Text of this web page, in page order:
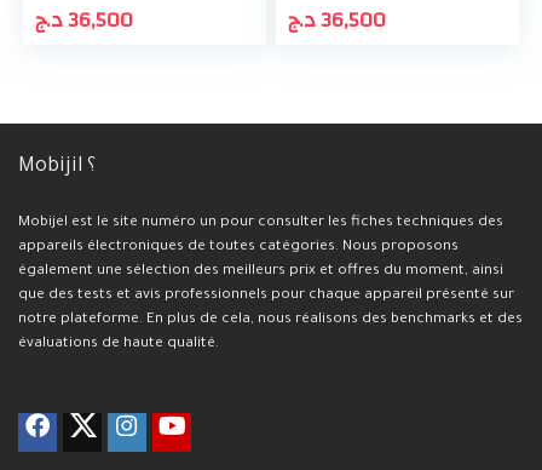
36,500د.ج 36,500د.ج
Mobijil ؟
Mobijel est le site numéro un pour consulter les fiches techniques des
appareils électroniques de toutes catégories. Nous proposons
également une sélection des meilleurs prix et offres du moment, ainsi
que des tests et avis professionnels pour chaque appareil présenté sur
notre plateforme. En plus de cela, nous réalisons des benchmarks et des
évaluations de haute qualité.